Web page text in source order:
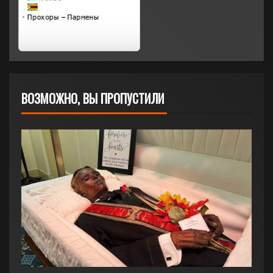
ВОЗМОЖНО, ВЫ ПРОПУСТИЛИ